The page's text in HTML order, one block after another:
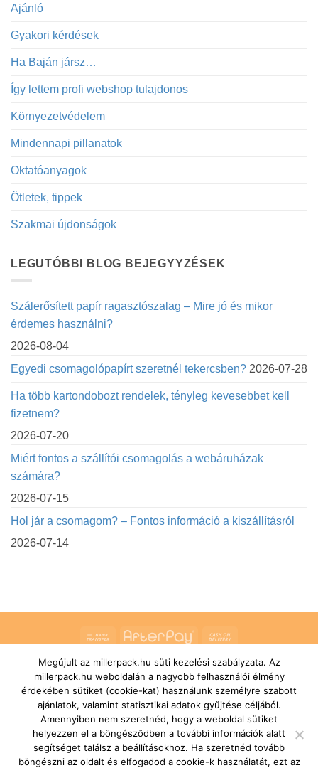
Ajánló
Gyakori kérdések
Ha Baján jársz…
Így lettem profi webshop tulajdonos
Környezetvédelem
Mindennapi pillanatok
Oktatóanyagok
Ötletek, tippek
Szakmai újdonságok
LEGUTÓBBI BLOG BEJEGYYZÉSEK
Szálerősített papír ragasztószalag – Mire jó és mikor
érdemes használni?
2026-08-04
Egyedi csomagolópapírt szeretnél tekercsben? 2026-07-28
Ha több kartondobozt rendelek, tényleg kevesebbet kell
fizetnem?
2026-07-20
Miért fontos a szállítói csomagolás a webáruházak
számára?
2026-07-15
Hol jár a csomagom? – Fontos információ a kiszállításról
2026-07-14
Bank
AfterPay
Delivery
RÓLUNK
ÁLTALÁNOS SZERZŐDÉSI FELTÉTELEK
SZÁLLÍTÁSI ÉS FIZETÉSI FELTÉTELEK
JOGI NYILATKOZAT
IMPRESSZUM
KAPCSOLAT
ÜGYFÉLSZOLGÁLAT
FELIRATKOZÁS HÍRLEVÉLRE
Copyright 2026 ©MILLERPACK.HUPowered byPrintroom Bt. -
Hungary
Megújult az millerpack.hu süti kezelési szabályzata. Az
millerpack.hu weboldalán a nagyobb felhasználói élmény
érdekében sütiket (cookie-kat) használunk személyre szabott
ajánlatok, valamint statisztikai adatok gyűjtése céljából.
Amennyiben nem szeretnéd, hogy a weboldal sütiket
helyezzen el a böngésződben a további információk alatt
segítséget találsz a beállításokhoz. Ha szeretnéd tovább
böngészni az oldalt és elfogadod a cookie-k használatát, ezt az